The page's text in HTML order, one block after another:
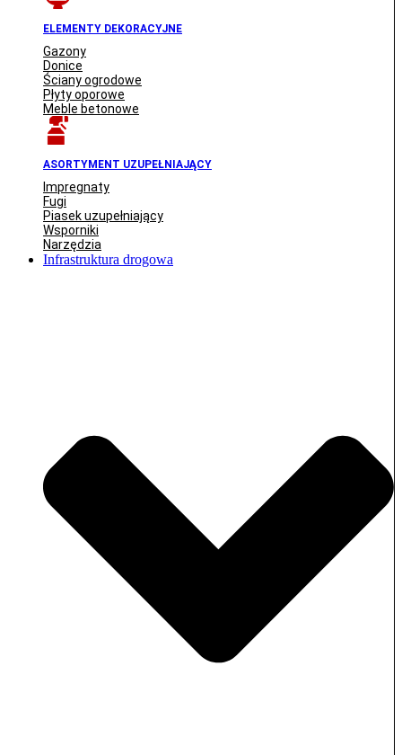
ELEMENTY DEKORACYJNE
Gazony
Donice
Ściany ogrodowe
Płyty oporowe
Meble betonowe
ASORTYMENT UZUPEŁNIAJĄCY
Impregnaty
Fugi
Piasek uzupełniający
Wsporniki
Narzędzia
Infrastruktura drogowa